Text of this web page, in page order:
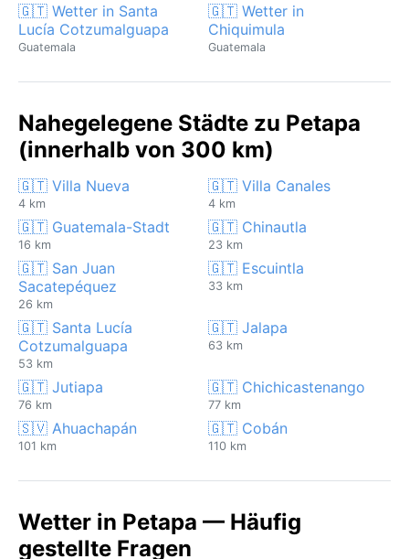
🇬🇹 Wetter in Santa
Lucía Cotzumalguapa
Guatemala
🇬🇹 Wetter in
Chiquimula
Guatemala
Nahegelegene Städte zu Petapa
(innerhalb von 300 km)
🇬🇹 Villa Nueva
4 km
🇬🇹 Villa Canales
4 km
🇬🇹 Guatemala-Stadt
16 km
🇬🇹 Chinautla
23 km
🇬🇹 San Juan
Sacatepéquez
26 km
🇬🇹 Escuintla
33 km
🇬🇹 Santa Lucía
Cotzumalguapa
53 km
🇬🇹 Jalapa
63 km
🇬🇹 Jutiapa
76 km
🇬🇹 Chichicastenango
77 km
🇸🇻 Ahuachapán
101 km
🇬🇹 Cobán
110 km
Wetter in Petapa — Häufig
gestellte Fragen